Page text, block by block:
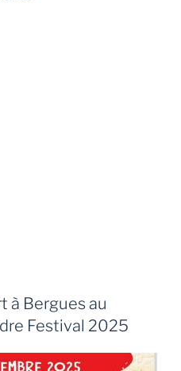
à Bergues au
Festival 2025